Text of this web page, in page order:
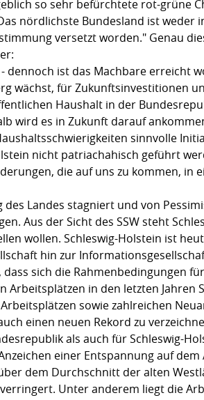
so sehr befürchtete rot-grüne
nördlichste Bundesland ist weder
versetzt worden." Genau
dennoch ist das Machbare erreicht
wächst, für Zukunftsinvestitionen
Haushalt in der
wird es in Zukunft darauf
sinnvolle
nicht patriachahisch geführt
die auf uns zu kommen, in
Landes stagniert und von
Aus der Sicht des SSW steht
wollen. Schleswig-Holstein ist
hin zur
sich die Rahmenbedingungen
in den letzten Jahren
sowie zahlreichen
einen neuen Rekord zu
als auch für Schleswig-
einer Entspannung auf
dem Durchschnitt der alten
Unter anderem liegt die